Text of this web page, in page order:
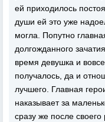
ей приходилось
души ей это уже
могла. Попутно
долгожданного
время девушка и
получалось, да и
лучшего. Главная
наказывает за
сразу же после